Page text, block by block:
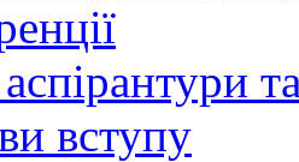
вступу